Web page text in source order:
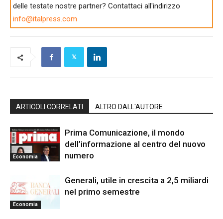
delle testate nostre partner? Contattaci all'indirizzo
info@italpress.com
ARTICOLI CORRELATI ALTRO DALL'AUTORE
Economia
Prima Comunicazione, il mondo
dell’informazione al centro del nuovo
numero
Economia
Generali, utile in crescita a 2,5 miliardi
nel primo semestre